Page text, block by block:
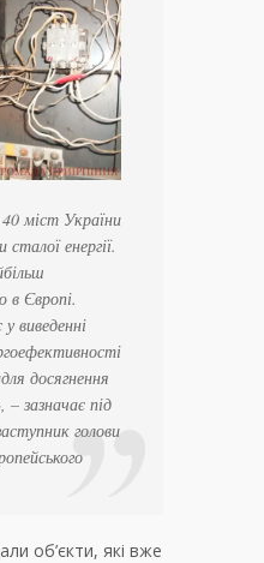
міст України
енергії.
в Європі.
виведенні
досягнення
– зазначає під
голови
об’єкти, які вже